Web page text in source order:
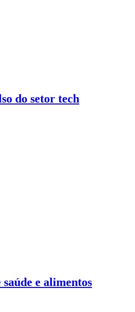
do setor tech
e alimentos